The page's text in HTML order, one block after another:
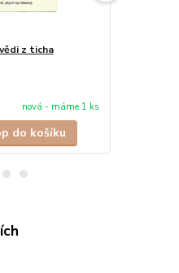
z ticha
nová - máme 1 ks
do košíku